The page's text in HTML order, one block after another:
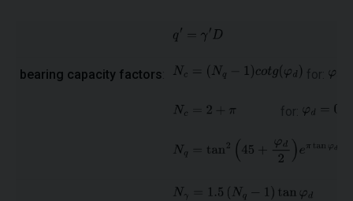
bearing capacity factors for:
for: